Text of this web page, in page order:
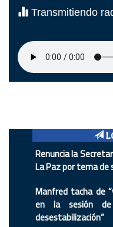
Transmitiendo
Renuncia la
La Paz por tema de
Manfred tacha de
en la sesión
desestabilización”